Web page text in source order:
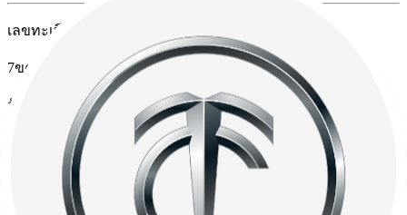
เลขทะเบียนรถ
7ขค4057
วันที่จดทะเบียน:
25/03/2019
: